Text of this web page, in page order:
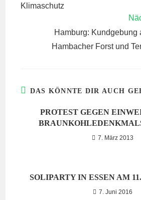
Klimaschutz
Hamburg: Kundgebung
Hambacher Forst und
DAS KÖNNTE DIR AUCH
PROTEST GEGEN
7. März 2013
SOLIPARTY IN ESSEN AM
7. Juni 2016